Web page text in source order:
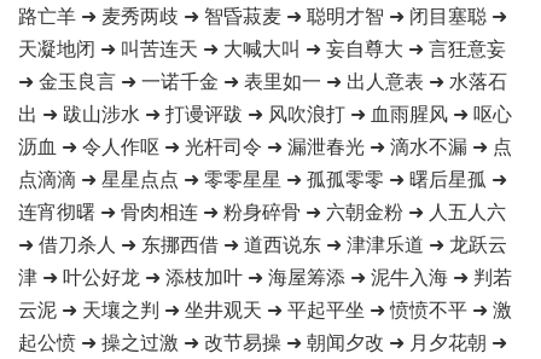
路亡羊 ➜ 麦秀两歧 ➜ 智昏菽麦 ➜ 聪明才智 ➜ 闭目塞聪 ➜
天凝地闭 ➜ 叫苦连天 ➜ 大喊大叫 ➜ 妄自尊大 ➜ 言狂意妄
➜ 金玉良言 ➜ 一诺千金 ➜ 表里如一 ➜ 出人意表 ➜ 水落石
出 ➜ 跋山涉水 ➜ 打谩评跋 ➜ 风吹浪打 ➜ 血雨腥风 ➜ 呕心
沥血 ➜ 令人作呕 ➜ 光杆司令 ➜ 漏泄春光 ➜ 滴水不漏 ➜ 点
点滴滴 ➜ 星星点点 ➜ 零零星星 ➜ 孤孤零零 ➜ 曙后星孤 ➜
连宵彻曙 ➜ 骨肉相连 ➜ 粉身碎骨 ➜ 六朝金粉 ➜ 人五人六
➜ 借刀杀人 ➜ 东挪西借 ➜ 道西说东 ➜ 津津乐道 ➜ 龙跃云
津 ➜ 叶公好龙 ➜ 添枝加叶 ➜ 海屋筹添 ➜ 泥牛入海 ➜ 判若
云泥 ➜ 天壤之判 ➜ 坐井观天 ➜ 平起平坐 ➜ 愤愤不平 ➜ 激
起公愤 ➜ 操之过激 ➜ 改节易操 ➜ 朝闻夕改 ➜ 月夕花朝 ➜